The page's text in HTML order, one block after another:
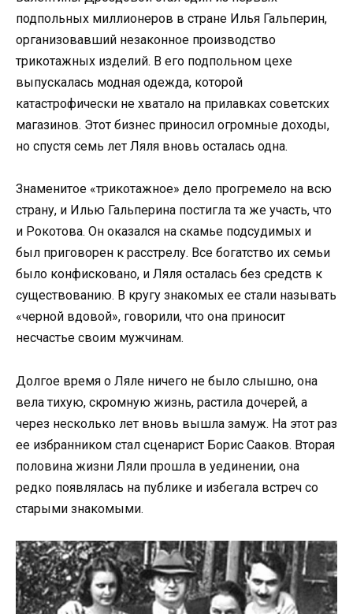
подпольных миллионеров в стране Илья Гальперин,
организовавший незаконное производство
трикотажных изделий. В его подпольном цехе
выпускалась модная одежда, которой
катастрофически не хватало на прилавках советских
магазинов. Этот бизнес приносил огромные доходы,
но спустя семь лет Ляля вновь осталась одна.
Знаменитое «трикотажное» дело прогремело на всю
страну, и Илью Гальперина постигла та же участь, что
и Рокотова. Он оказался на скамье подсудимых и
был приговорен к расстрелу. Все богатство их семьи
было конфисковано, и Ляля осталась без средств к
существованию. В кругу знакомых ее стали называть
«черной вдовой», говорили, что она приносит
несчастье своим мужчинам.
Долгое время о Ляле ничего не было слышно, она
вела тихую, скромную жизнь, растила дочерей, а
через несколько лет вновь вышла замуж. На этот раз
ее избранником стал сценарист Борис Сааков. Вторая
половина жизни Ляли прошла в уединении, она
редко появлялась на публике и избегала встреч со
старыми знакомыми.